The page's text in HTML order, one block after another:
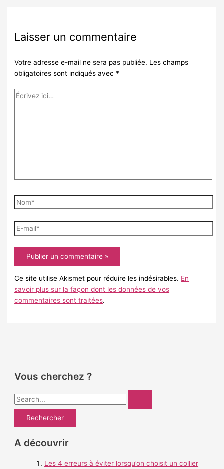
Laisser un commentaire
Votre adresse e-mail ne sera pas publiée. Les champs
obligatoires sont indiqués avec *
Écrivez
Nom*
E-
mail*
Ce site utilise Akismet pour réduire les indésirables. En
savoir plus sur la façon dont les données de vos
commentaires sont traitées.
Vous cherchez ?
R
e
A découvrir
Les 4 erreurs à éviter lorsqu’on choisit un collier